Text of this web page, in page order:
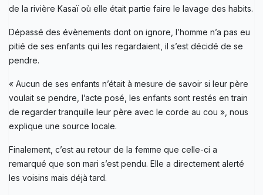
de la rivière Kasaï où elle était partie faire le lavage des habits.
Dépassé des évènements dont on ignore, l’homme n’a pas eu
pitié de ses enfants qui les regardaient, il s’est décidé de se
pendre.
« Aucun de ses enfants n’était à mesure de savoir si leur père
voulait se pendre, l’acte posé, les enfants sont restés en train
de regarder tranquille leur père avec le corde au cou », nous
explique une source locale.
Finalement, c’est au retour de la femme que celle-ci a
remarqué que son mari s’est pendu. Elle a directement alerté
les voisins mais déjà tard.